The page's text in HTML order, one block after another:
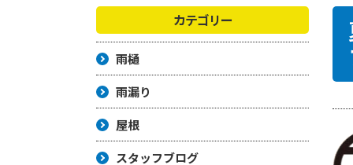
カテゴリー
雨樋
雨漏り
屋根
スタッフブログ